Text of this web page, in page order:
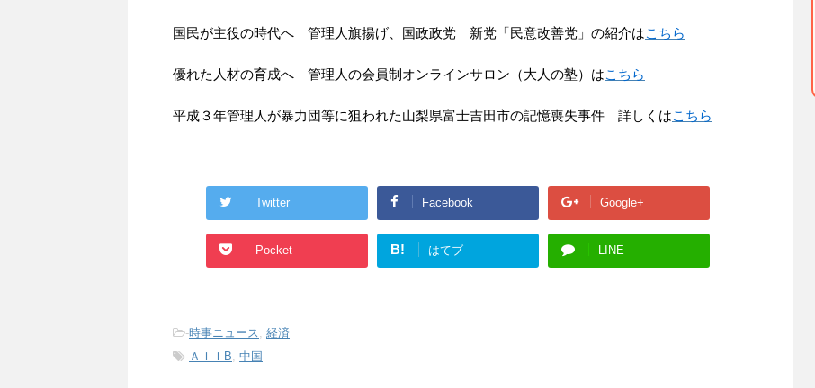
国民が主役の時代へ 管理人旗揚げ、国政政党 新党「民意改善党」の紹介はこちら
優れた人材の育成へ 管理人の会員制オンラインサロン（大人の塾）はこちら
平成３年管理人が暴力団等に狙われた山梨県富士吉田市の記憶喪失事件 詳しくはこちら
Twitter Facebook Google+
Pocket B! はてブ LINE
-時事ニュース
経済
- ＡＩＩB 中国